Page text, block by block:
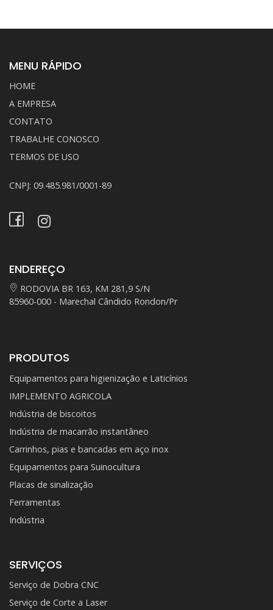
MENU RÁPIDO
HOME
A EMPRESA
CONTATO
TRABALHE CONOSCO
TERMOS DE USO
CNPJ: 09.485.981/0001-89
ENDEREÇO
RODOVIA BR 163, KM 281,9 S/N
85960-000 - Marechal Cândido Rondon/Pr
PRODUTOS
Equipamentos para higienização e Laticínios
IMPLEMENTO AGRICOLA
Indústria de biscoitos
Indústria de macarrão instantâneo
Carrinhos, pias e bancadas em aço inox
Equipamentos para Suinocultura
Placas de sinalização
Ferramentas
Indústria
SERVIÇOS
Serviço de Dobra CNC
Serviço de Corte a Laser